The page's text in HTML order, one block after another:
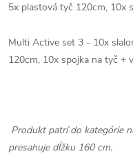
5x plastová tyč 120cm, 10x
Multi Active set 3 - 10x
120cm, 10x spojka na tyč +
Produkt patrí do kategórie
presahuje dĺžku 160 cm.